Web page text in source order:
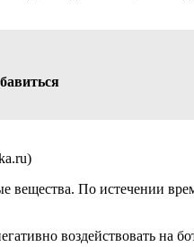
По истечении
воздействовать на